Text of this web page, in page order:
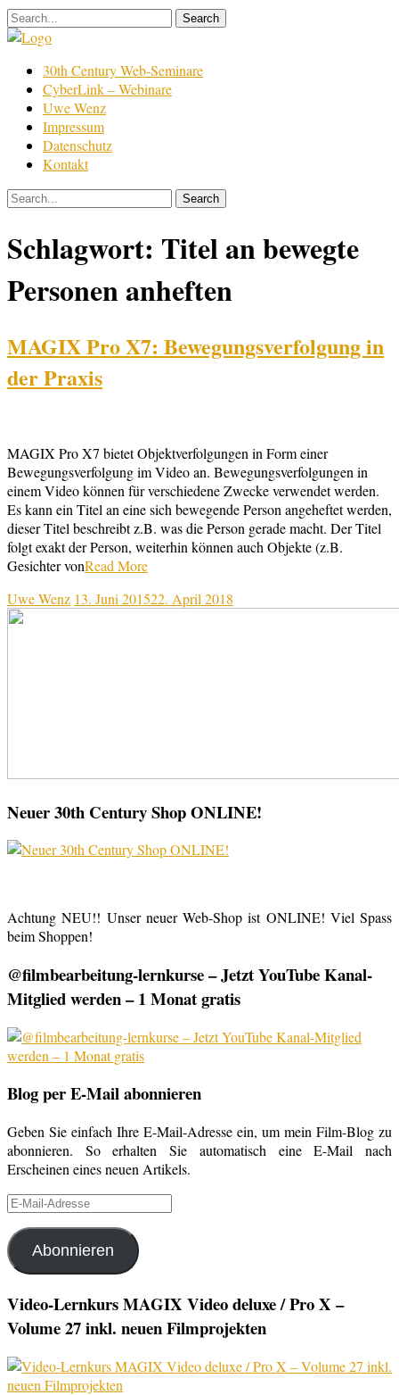
Skip
to
Film
Bearbeitung
30th Century Web-Seminare
CyberLink – Webinare
Uwe Wenz
Impressum
Datenschutz
Kontakt
Schlagwort: Titel an bewegte
Personen anheften
MAGIX Pro X7: Bewegungsverfolgung in
der Praxis
MAGIX Pro X7 bietet Objektverfolgungen in Form einer
Bewegungsverfolgung im Video an. Bewegungsverfolgungen in
einem Video können für verschiedene Zwecke verwendet werden.
Es kann ein Titel an eine sich bewegende Person angeheftet werden,
dieser Titel beschreibt z.B. was die Person gerade macht. Der Titel
folgt exakt der Person, weiterhin können auch Objekte (z.B.
Gesichter vonRead More
Uwe Wenz 13. Juni 201522. April 2018
Neuer 30th Century Shop ONLINE!
Achtung NEU!! Unser neuer Web-Shop ist ONLINE! Viel Spass
beim Shoppen!
@filmbearbeitung-lernkurse – Jetzt YouTube Kanal-
Mitglied werden – 1 Monat gratis
Blog per E-Mail abonnieren
Geben Sie einfach Ihre E-Mail-Adresse ein, um mein Film-Blog zu
abonnieren. So erhalten Sie automatisch eine E-Mail nach
Erscheinen eines neuen Artikels.
E-
Adresse
Abonnieren
Video-Lernkurs MAGIX Video deluxe / Pro X –
Volume 27 inkl. neuen Filmprojekten